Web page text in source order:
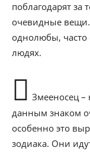
поблагодарят за
очевидные
однолюбы, часто
людях.
Змееносец
данным знаком
особенно это
зодиака. Они